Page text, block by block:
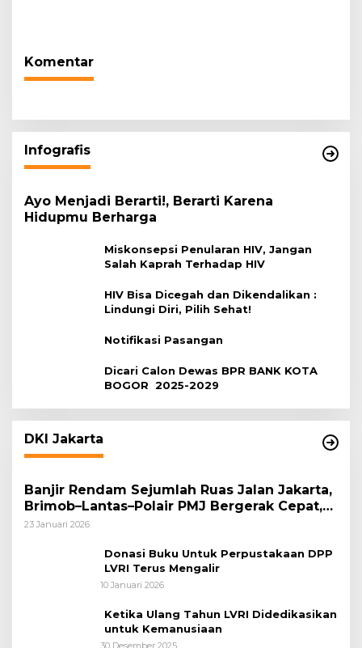
Komentar
Infografis
Ayo Menjadi Berarti!, Berarti Karena
Hidupmu Berharga
Miskonsepsi Penularan HIV, Jangan
Salah Kaprah Terhadap HIV
HIV Bisa Dicegah dan Dikendalikan :
Lindungi Diri, Pilih Sehat!
Notifikasi Pasangan
Dicari Calon Dewas BPR BANK KOTA
BOGOR 2025-2029
DKI Jakarta
Banjir Rendam Sejumlah Ruas Jalan Jakarta,
Brimob–Lantas–Polair PMJ Bergerak Cepat,
Polri Siagakan 128.247 Personel Secara
23 Januari 2026
Donasi Buku Untuk Perpustakaan DPP
LVRI Terus Mengalir
10 Januari 2026
Ketika Ulang Tahun LVRI Didedikasikan
untuk Kemanusiaan
30 Desember 2025